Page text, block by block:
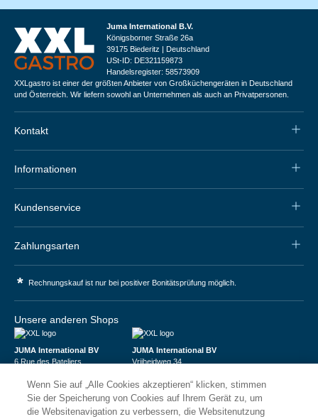
Juma International B.V.
Königsborner Straße 26a
39175 Biederitz | Deutschland
USt-ID: DE321159873
Handelsregister: 58573909
XXLgastro ist einer der größten Anbieter von Großküchengeräten in Deutschland
und Österreich. Wir liefern sowohl an Unternehmen als auch an Privatpersonen.
Kontakt
Informationen
Kundenservice
Zahlungsarten
* Rechnungskauf ist nur bei positiver Bonitätsprüfung möglich.
Unsere anderen Shops
JUMA International BV
6 Rue des Bateliers
Numéro de TVA : FR59815313275
Numéro Siren : 815313275
JUMA International BV
Vrijheidweg 34
BTW: NL853095048B01
K.V.K.: 58573909
Wenn Sie auf „Alle Cookies akzeptieren“ klicken, stimmen
Sie der Speicherung von Cookies auf Ihrem Gerät zu, um
die Websitenavigation zu verbessern, die Websitenutzung